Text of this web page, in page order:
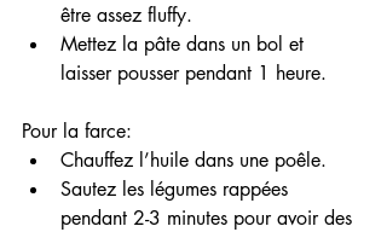
être assez fluffy.
Mettez la pâte dans un bol et
laisser pousser pendant 1 heure.
Pour la farce:
Chauffez l’huile dans une poêle.
Sautez les légumes rappées
pendant 2-3 minutes pour avoir des